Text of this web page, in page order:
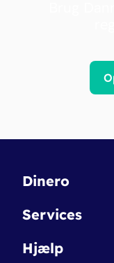
Dinero
Kontakt
Betingelser &
Services
Dinero Starter
Hjælp